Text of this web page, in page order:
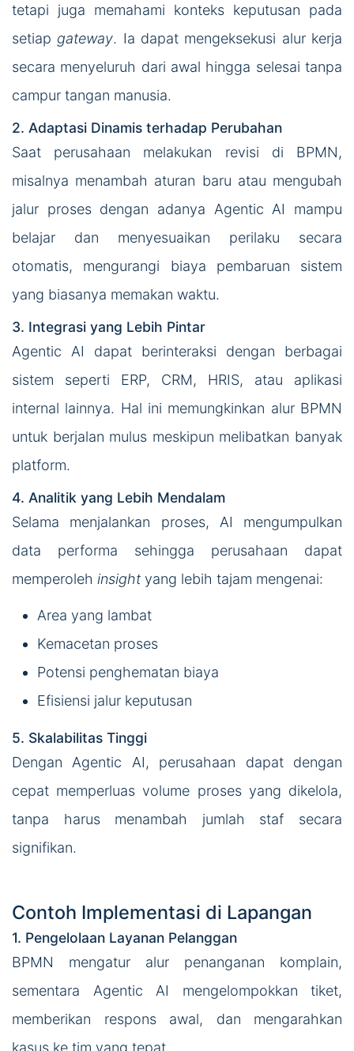
tetapi juga memahami konteks keputusan pada
setiap gateway. Ia dapat mengeksekusi alur kerja
secara menyeluruh dari awal hingga selesai tanpa
campur tangan manusia.
2. Adaptasi Dinamis terhadap Perubahan
Saat perusahaan melakukan revisi di BPMN,
misalnya menambah aturan baru atau mengubah
jalur proses dengan adanya Agentic AI mampu
belajar dan menyesuaikan perilaku secara
otomatis, mengurangi biaya pembaruan sistem
yang biasanya memakan waktu.
3. Integrasi yang Lebih Pintar
Agentic AI dapat berinteraksi dengan berbagai
sistem seperti ERP, CRM, HRIS, atau aplikasi
internal lainnya. Hal ini memungkinkan alur BPMN
untuk berjalan mulus meskipun melibatkan banyak
platform.
4. Analitik yang Lebih Mendalam
Selama menjalankan proses, AI mengumpulkan
data performa sehingga perusahaan dapat
memperoleh insight yang lebih tajam mengenai:
Area yang lambat
Kemacetan proses
Potensi penghematan biaya
Efisiensi jalur keputusan
5. Skalabilitas Tinggi
Dengan Agentic AI, perusahaan dapat dengan
cepat memperluas volume proses yang dikelola,
tanpa harus menambah jumlah staf secara
signifikan.
Contoh Implementasi di Lapangan
1. Pengelolaan Layanan Pelanggan
BPMN mengatur alur penanganan komplain,
sementara Agentic AI mengelompokkan tiket,
memberikan respons awal, dan mengarahkan
kasus ke tim yang tepat.